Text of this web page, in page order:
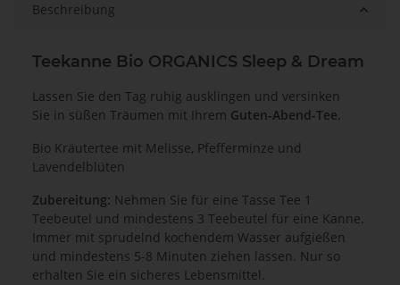
Beschreibung
Teekanne Bio ORGANICS Sleep & Dream
Lassen Sie den Tag ruhig ausklingen und versinken
Sie in süßen Träumen mit Ihrem Guten-Abend-Tee.
Bio Kräutertee mit Melisse, Pfefferminze und
Lavendelblüten
Zubereitung: Nehmen Sie für eine Tasse Tee 1
Teebeutel und mindestens 3 Teebeutel für eine Kanne.
Immer mit sprudelnd kochendem Wasser aufgießen
und mindestens 5-8 Minuten ziehen lassen. Nur so
erhalten Sie ein sicheres Lebensmittel.